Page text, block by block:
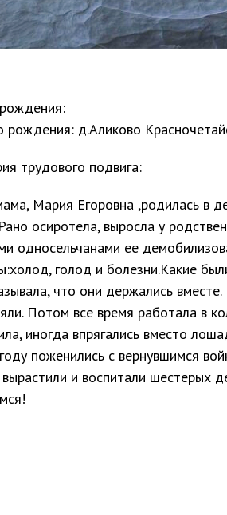
рождения: д.Аликово
трудового подвига:
Мария Егоровна ,родилась в
осиротела, выросла у
односельчанами ее
голод и болезни.Какие
что они держались
Потом все время работала в
иногда впрягались вместо
поженились с вернувшимся
вырастили и воспитали